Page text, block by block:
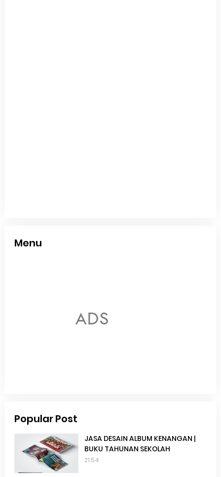
Menu
Popular Post
JASA DESAIN ALBUM KENANGAN |
BUKU TAHUNAN SEKOLAH
21.54